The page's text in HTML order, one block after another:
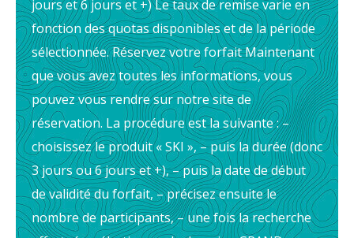
jours et 6 jours et +) Le taux de remise varie en
fonction des quotas disponibles et de la période
sélectionnée. Réservez votre forfait Maintenant
que vous avez toutes les informations, vous
pouvez vous rendre sur notre site de
réservation. La procédure est la suivante : –
choisissez le produit « SKI », – puis la durée (donc
3 jours ou 6 jours et +), – puis la date de début
de validité du forfait, – précisez ensuite le
nombre de participants, – une fois la recherche